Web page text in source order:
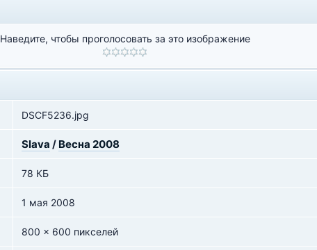
Наведите, чтобы проголосовать за это изображение
DSCF5236.jpg
Slava / Весна 2008
78 КБ
1 мая 2008
800 x 600 пикселей